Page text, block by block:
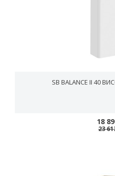
SB BALANCE II 40
18
23